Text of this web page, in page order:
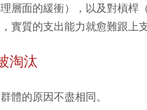
層面的緩衝），以及對槓桿
實質的支出能力就愈難跟上支
淘汰
體的原因不盡相同。